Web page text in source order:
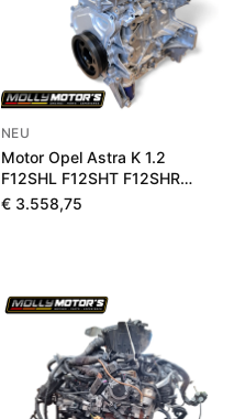
NEU
Motor Opel Astra K 1.2
F12SHL F12SHT F12SHR
1684189780
€ 3.558,75